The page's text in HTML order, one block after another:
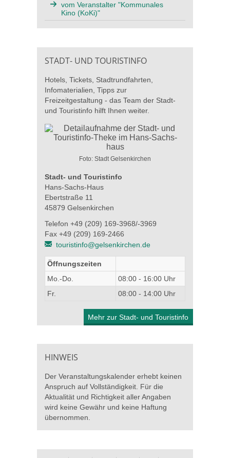
vom Veranstalter "Kommunales
Kino (KoKi)"
STADT- UND TOURISTINFO
Hotels, Tickets, Stadtrundfahrten,
Infomaterialien, Tipps zur
Freizeitgestaltung - das Team der Stadt-
und Touristinfo hilft Ihnen weiter.
Foto: Stadt Gelsenkirchen
Stadt- und Touristinfo
Hans-Sachs-Haus
Ebertstraße 11
45879 Gelsenkirchen
Telefon +49 (209) 169-3968/-3969
Fax +49 (209) 169-2466
touristinfo@gelsenkirchen.de
Öffnungszeiten
Mo.-Do.
08:00 - 16:00 Uhr
Fr.
08:00 - 14:00 Uhr
Mehr zur Stadt- und Touristinfo
HINWEIS
Der Veranstaltungskalender erhebt keinen
Anspruch auf Vollständigkeit. Für die
Aktualität und Richtigkeit aller Angaben
wird keine Gewähr und keine Haftung
übernommen.